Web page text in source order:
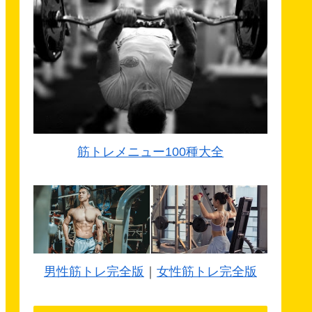
筋トレメニュー100種大全
男性筋トレ完全版 女性筋トレ完全版